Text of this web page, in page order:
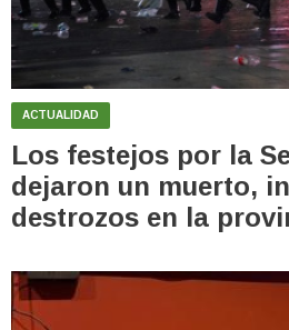
ACTUALIDAD
Los festejos por la
dejaron un muerto,
destrozos en la